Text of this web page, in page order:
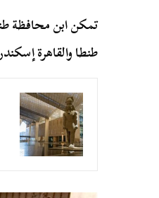
تمكن ابن محافظة
طنطا والقاهرة